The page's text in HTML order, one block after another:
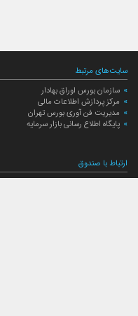
سایت‌های مرتبط
سازمان بورس اوراق بهادار
مرکز پردازش اطلاعات مالی
مدیریت فن آوری بورس تهران
پایگاه اطلاع رسانی بازار سرمایه
ارتباط با صندوق